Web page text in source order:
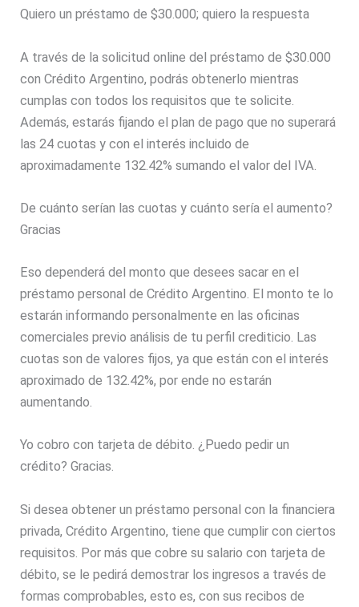
Quiero un préstamo de $30.000; quiero la respuesta
A través de la solicitud online del préstamo de $30.000
con Crédito Argentino, podrás obtenerlo mientras
cumplas con todos los requisitos que te solicite.
Además, estarás fijando el plan de pago que no superará
las 24 cuotas y con el interés incluido de
aproximadamente 132.42% sumando el valor del IVA.
De cuánto serían las cuotas y cuánto sería el aumento?
Gracias
Eso dependerá del monto que desees sacar en el
préstamo personal de Crédito Argentino. El monto te lo
estarán informando personalmente en las oficinas
comerciales previo análisis de tu perfil crediticio. Las
cuotas son de valores fijos, ya que están con el interés
aproximado de 132.42%, por ende no estarán
aumentando.
Yo cobro con tarjeta de débito. ¿Puedo pedir un
crédito? Gracias.
Si desea obtener un préstamo personal con la financiera
privada, Crédito Argentino, tiene que cumplir con ciertos
requisitos. Por más que cobre su salario con tarjeta de
débito, se le pedirá demostrar los ingresos a través de
formas comprobables, esto es, con sus recibos de